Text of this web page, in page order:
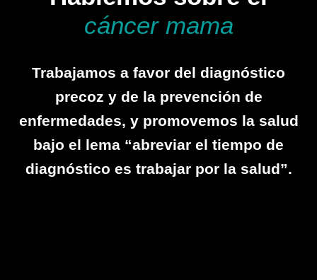
cáncer mama
Trabajamos a favor del diagnóstico
precoz y de la prevención de
enfermedades, y promovemos la salud
bajo el lema “abreviar el tiempo de
diagnóstico es trabajar por la salud”.